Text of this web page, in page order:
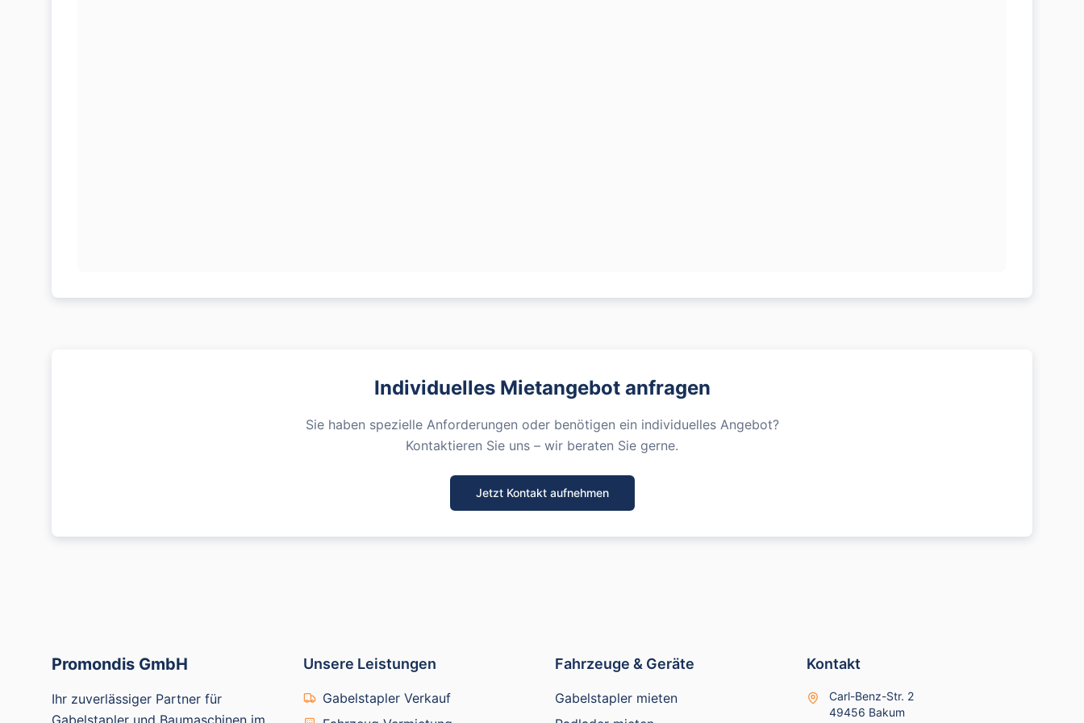
Individuelles Mietangebot anfragen
Sie haben spezielle Anforderungen oder benötigen ein individuelles Angebot?
Kontaktieren Sie uns – wir beraten Sie gerne.
Jetzt Kontakt aufnehmen
Promondis GmbH
Ihr zuverlässiger Partner für
Gabelstapler und Baumaschinen im
Unsere Leistungen
Gabelstapler Verkauf
Fahrzeuge & Geräte
Gabelstapler mieten
Kontakt
Carl-Benz-Str. 2
49456 Bakum